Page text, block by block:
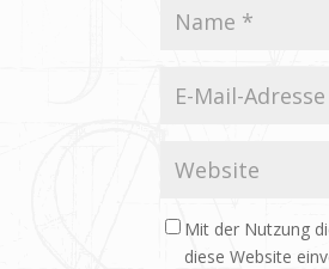
Mit der Nutzung
diese Website